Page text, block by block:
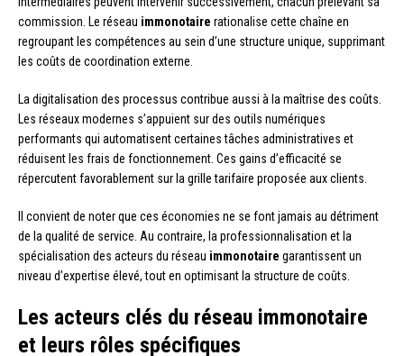
commission. Le réseau immonotaire rationalise cette chaîne en
regroupant les compétences au sein d’une structure unique, supprimant
les coûts de coordination externe.
La digitalisation des processus contribue aussi à la maîtrise des coûts.
Les réseaux modernes s’appuient sur des outils numériques
performants qui automatisent certaines tâches administratives et
réduisent les frais de fonctionnement. Ces gains d’efficacité se
répercutent favorablement sur la grille tarifaire proposée aux clients.
Il convient de noter que ces économies ne se font jamais au détriment
de la qualité de service. Au contraire, la professionnalisation et la
spécialisation des acteurs du réseau immonotaire garantissent un
niveau d’expertise élevé, tout en optimisant la structure de coûts.
Les acteurs clés du réseau immonotaire
et leurs rôles spécifiques